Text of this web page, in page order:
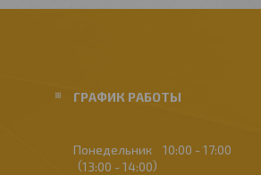
ГРАФИК РАБОТЫ
Понедельник 10:00
17:00
13:00
14:00